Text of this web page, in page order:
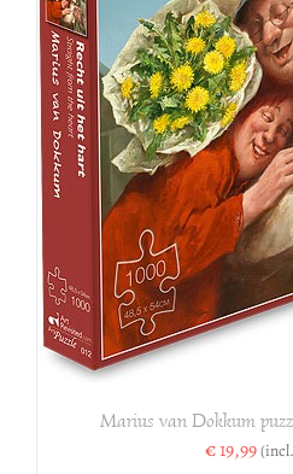
Marius van Dokkum
€19,99